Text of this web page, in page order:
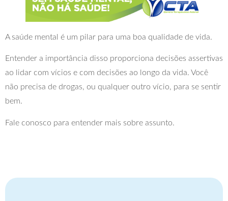
A saúde mental é um pilar para uma boa qualidade de vida.
Entender a importância disso proporciona decisões assertivas
ao lidar com vícios e com decisões ao longo da vida. Você
não precisa de drogas, ou qualquer outro vício, para se sentir
bem.
Fale conosco para entender mais sobre assunto.